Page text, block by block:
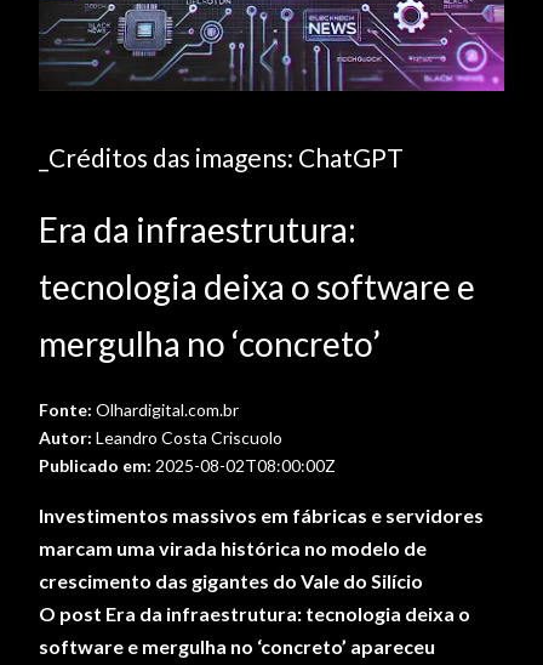
_Créditos das imagens: ChatGPT
Era da infraestrutura:
tecnologia deixa o software e
mergulha no ‘concreto’
Fonte: Olhardigital.com.br
Autor: Leandro Costa Criscuolo
Publicado em: 2025-08-02T08:00:00Z
Investimentos massivos em fábricas e servidores
marcam uma virada histórica no modelo de
crescimento das gigantes do Vale do Silício
O post Era da infraestrutura: tecnologia deixa o
software e mergulha no ‘concreto’ apareceu